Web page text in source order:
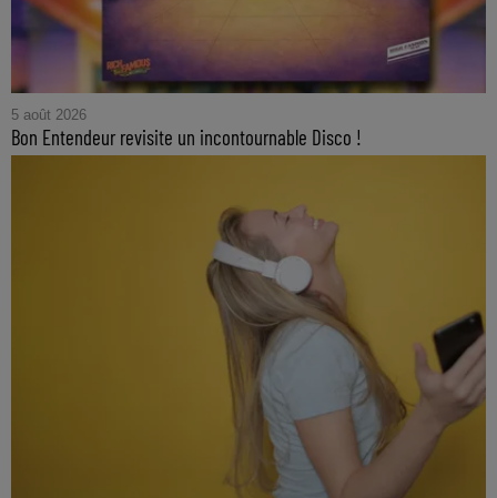
5 août 2026
Bon Entendeur revisite un incontournable Disco !